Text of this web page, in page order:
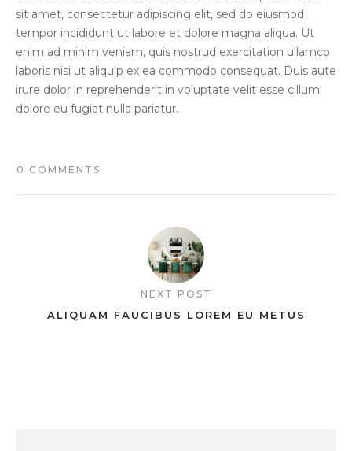
sit amet, consectetur adipiscing elit, sed do eiusmod
tempor incididunt ut labore et dolore magna aliqua. Ut
enim ad minim veniam, quis nostrud exercitation ullamco
laboris nisi ut aliquip ex ea commodo consequat. Duis aute
irure dolor in reprehenderit in voluptate velit esse cillum
dolore eu fugiat nulla pariatur.
0 COMMENTS
NEXT POST
ALIQUAM FAUCIBUS LOREM EU METUS